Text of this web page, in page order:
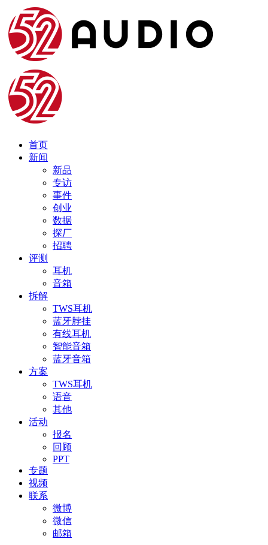
首页
新闻
新品
专访
事件
创业
数据
探厂
招聘
评测
耳机
音箱
拆解
TWS耳机
蓝牙脖挂
有线耳机
智能音箱
蓝牙音箱
方案
TWS耳机
语音
其他
活动
报名
回顾
PPT
专题
视频
联系
微博
微信
邮箱